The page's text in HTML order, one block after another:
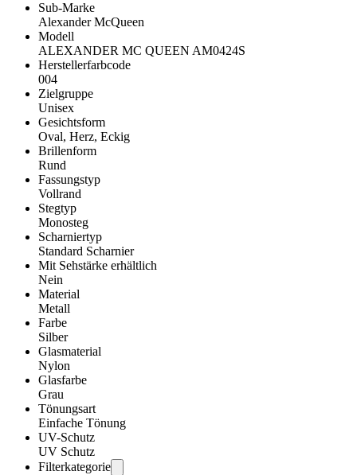
Sub-Marke
Alexander McQueen
Modell
ALEXANDER MC QUEEN AM0424S
Herstellerfarbcode
004
Zielgruppe
Unisex
Gesichtsform
Oval, Herz, Eckig
Brillenform
Rund
Fassungstyp
Vollrand
Stegtyp
Monosteg
Scharniertyp
Standard Scharnier
Mit Sehstärke erhältlich
Nein
Material
Metall
Farbe
Silber
Glasmaterial
Nylon
Glasfarbe
Grau
Tönungsart
Einfache Tönung
UV-Schutz
UV Schutz
Filterkategorie